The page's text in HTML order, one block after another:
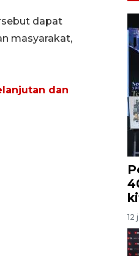
dapat
masyarakat,
dan
12